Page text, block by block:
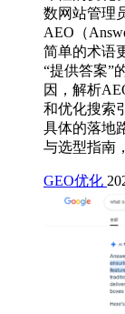
数网站管理
AEO（
简单的术语
“提供答案”
因，解析
和优化搜索
具体的落地
与选型指南
GEO优化